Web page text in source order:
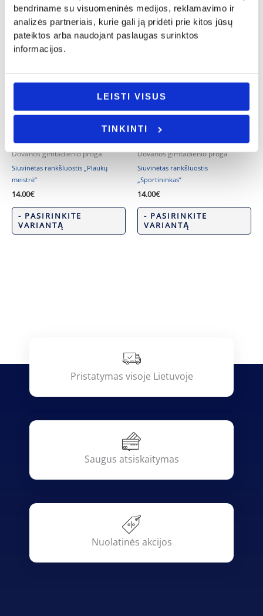
bendriname su visuomeninės medijos, reklamavimo ir
analizės partneriais, kurie gali ją pridėti prie kitos jūsų
pateiktos arba naudojant paslaugas surinktos
informacijos.
LEISTI VISUS
TINKINTI
Siuvinėtas rankšluostis „Gimęs
žvejoti”
14.00€
- PASIRINKITE
Siuvinėtas rankšluostis „Taupau
vandenį..”
14.00€
Dovanos gimtadienio proga
Siuvinėtas rankšluostis „Plaukų
meistrė”
14.00€
- PASIRINKITE
VARIANTĄ
Dovanos gimtadienio proga
Siuvinėtas rankšluostis
„Sportininkas”
14.00€
- PASIRINKITE
VARIANTĄ
Pristatymas visoje Lietuvoje
Saugus atsiskaitymas
Nuolatinės akcijos